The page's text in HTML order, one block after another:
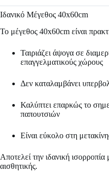
Ιδανικό Μέγεθος 40x60cm
Το μέγεθος 40x60cm είναι
Ταιριάζει άψογα σε
επαγγελματικούς χώρους
Δεν καταλαμβάνει
Καλύπτει επαρκώς το
παπουτσιών
Είναι εύκολο στη
Αποτελεί την ιδανική ισορροπία
αισθητικής.